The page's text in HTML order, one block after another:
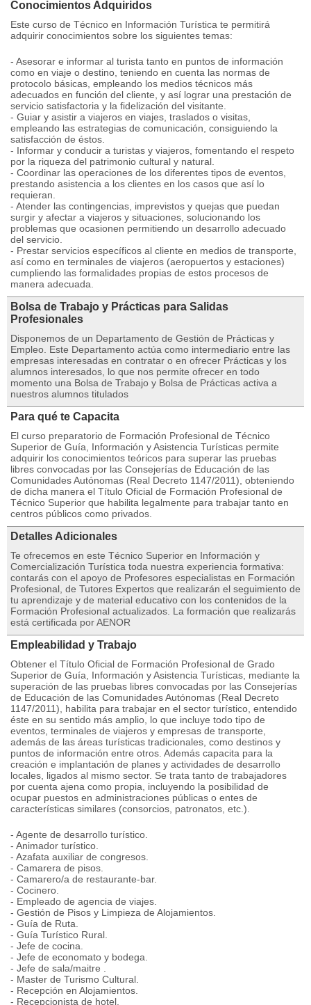
Conocimientos Adquiridos
Este curso de Técnico en Información Turística te permitirá
adquirir conocimientos sobre los siguientes temas:
- Asesorar e informar al turista tanto en puntos de información
como en viaje o destino, teniendo en cuenta las normas de
protocolo básicas, empleando los medios técnicos más
adecuados en función del cliente, y así lograr una prestación de
servicio satisfactoria y la fidelización del visitante.
- Guiar y asistir a viajeros en viajes, traslados o visitas,
empleando las estrategias de comunicación, consiguiendo la
satisfacción de éstos.
- Informar y conducir a turistas y viajeros, fomentando el respeto
por la riqueza del patrimonio cultural y natural.
- Coordinar las operaciones de los diferentes tipos de eventos,
prestando asistencia a los clientes en los casos que así lo
requieran.
- Atender las contingencias, imprevistos y quejas que puedan
surgir y afectar a viajeros y situaciones, solucionando los
problemas que ocasionen permitiendo un desarrollo adecuado
del servicio.
- Prestar servicios específicos al cliente en medios de transporte,
así como en terminales de viajeros (aeropuertos y estaciones)
cumpliendo las formalidades propias de estos procesos de
manera adecuada.
Bolsa de Trabajo y Prácticas para Salidas
Profesionales
Disponemos de un Departamento de Gestión de Prácticas y
Empleo. Este Departamento actúa como intermediario entre las
empresas interesadas en contratar o en ofrecer Prácticas y los
alumnos interesados, lo que nos permite ofrecer en todo
momento una Bolsa de Trabajo y Bolsa de Prácticas activa a
nuestros alumnos titulados
Para qué te Capacita
El curso preparatorio de Formación Profesional de Técnico
Superior de Guía, Información y Asistencia Turísticas permite
adquirir los conocimientos teóricos para superar las pruebas
libres convocadas por las Consejerías de Educación de las
Comunidades Autónomas (Real Decreto 1147/2011), obteniendo
de dicha manera el Título Oficial de Formación Profesional de
Técnico Superior que habilita legalmente para trabajar tanto en
centros públicos como privados.
Detalles Adicionales
Te ofrecemos en este Técnico Superior en Información y
Comercialización Turística toda nuestra experiencia formativa:
contarás con el apoyo de Profesores especialistas en Formación
Profesional, de Tutores Expertos que realizarán el seguimiento de
tu aprendizaje y de material educativo con los contenidos de la
Formación Profesional actualizados. La formación que realizarás
está certificada por AENOR
Empleabilidad y Trabajo
Obtener el Título Oficial de Formación Profesional de Grado
Superior de Guía, Información y Asistencia Turísticas, mediante la
superación de las pruebas libres convocadas por las Consejerías
de Educación de las Comunidades Autónomas (Real Decreto
1147/2011), habilita para trabajar en el sector turístico, entendido
éste en su sentido más amplio, lo que incluye todo tipo de
eventos, terminales de viajeros y empresas de transporte,
además de las áreas turísticas tradicionales, como destinos y
puntos de información entre otros. Además capacita para la
creación e implantación de planes y actividades de desarrollo
locales, ligados al mismo sector. Se trata tanto de trabajadores
por cuenta ajena como propia, incluyendo la posibilidad de
ocupar puestos en administraciones públicas o entes de
características similares (consorcios, patronatos, etc.).
- Agente de desarrollo turístico.
- Animador turístico.
- Azafata auxiliar de congresos.
- Camarera de pisos.
- Camarero/a de restaurante-bar.
- Cocinero.
- Empleado de agencia de viajes.
- Gestión de Pisos y Limpieza de Alojamientos.
- Guía de Ruta.
- Guía Turístico Rural.
- Jefe de cocina.
- Jefe de economato y bodega.
- Jefe de sala/maitre .
- Master de Turismo Cultural.
- Recepción en Alojamientos.
- Recepcionista de hotel.